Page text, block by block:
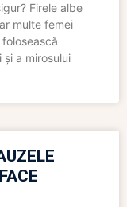
Firele albe
multe femei
a mirosului